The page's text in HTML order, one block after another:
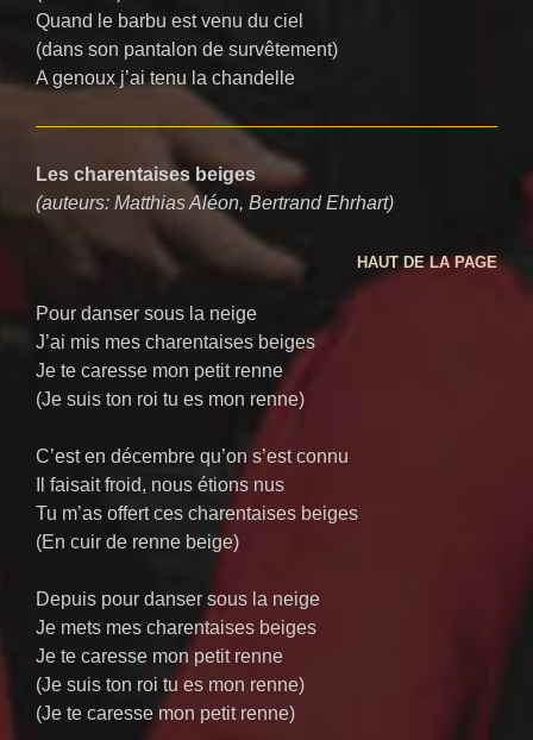
Quand le barbu est venu du ciel
(dans son pantalon de survêtement)
A genoux j’ai tenu la chandelle
Les charentaises beiges
(auteurs: Matthias Aléon, Bertrand Ehrhart)
HAUT DE LA PAGE
Pour danser sous la neige
J’ai mis mes charentaises beiges
Je te caresse mon petit renne
(Je suis ton roi tu es mon renne)
C’est en décembre qu’on s’est connu
Il faisait froid, nous étions nus
Tu m’as offert ces charentaises beiges
(En cuir de renne beige)
Depuis pour danser sous la neige
Je mets mes charentaises beiges
Je te caresse mon petit renne
(Je suis ton roi tu es mon renne)
(Je te caresse mon petit renne)